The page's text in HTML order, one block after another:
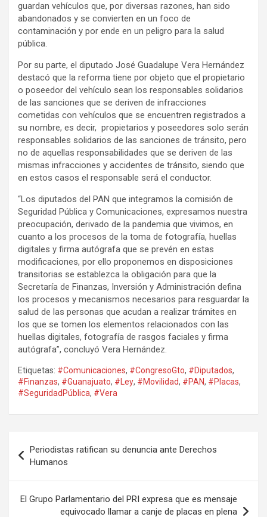
guardan vehículos que, por diversas razones, han sido
abandonados y se convierten en un foco de
contaminación y por ende en un peligro para la salud
pública.
Por su parte, el diputado José Guadalupe Vera Hernández
destacó que la reforma tiene por objeto que el propietario
o poseedor del vehículo sean los responsables solidarios
de las sanciones que se deriven de infracciones
cometidas con vehículos que se encuentren registrados a
su nombre, es decir, propietarios y poseedores solo serán
responsables solidarios de las sanciones de tránsito, pero
no de aquellas responsabilidades que se deriven de las
mismas infracciones y accidentes de tránsito, siendo que
en estos casos el responsable será el conductor.
“Los diputados del PAN que integramos la comisión de
Seguridad Pública y Comunicaciones, expresamos nuestra
preocupación, derivado de la pandemia que vivimos, en
cuanto a los procesos de la toma de fotografía, huellas
digitales y firma autógrafa que se prevén en estas
modificaciones, por ello proponemos en disposiciones
transitorias se establezca la obligación para que la
Secretaría de Finanzas, Inversión y Administración defina
los procesos y mecanismos necesarios para resguardar la
salud de las personas que acudan a realizar trámites en
los que se tomen los elementos relacionados con las
huellas digitales, fotografía de rasgos faciales y firma
autógrafa”, concluyó Vera Hernández.
Etiquetas: #Comunicaciones, #CongresoGto, #Diputados,
#Finanzas, #Guanajuato, #Ley, #Movilidad, #PAN, #Placas,
#SeguridadPública, #Vera
de
entradas
Periodistas ratifican su denuncia ante Derechos
Humanos
El Grupo Parlamentario del PRI expresa que es mensaje
equivocado llamar a canje de placas en plena